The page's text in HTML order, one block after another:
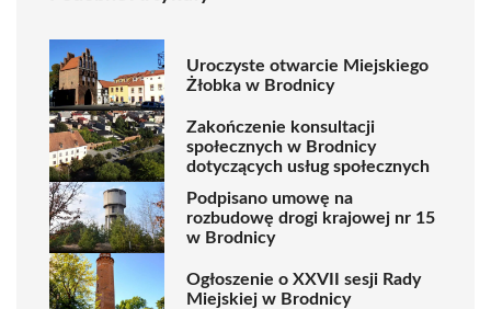
Uroczyste otwarcie Miejskiego
Żłobka w Brodnicy
Zakończenie konsultacji
społecznych w Brodnicy
dotyczących usług społecznych
Podpisano umowę na
rozbudowę drogi krajowej nr 15
w Brodnicy
Ogłoszenie o XXVII sesji Rady
Miejskiej w Brodnicy